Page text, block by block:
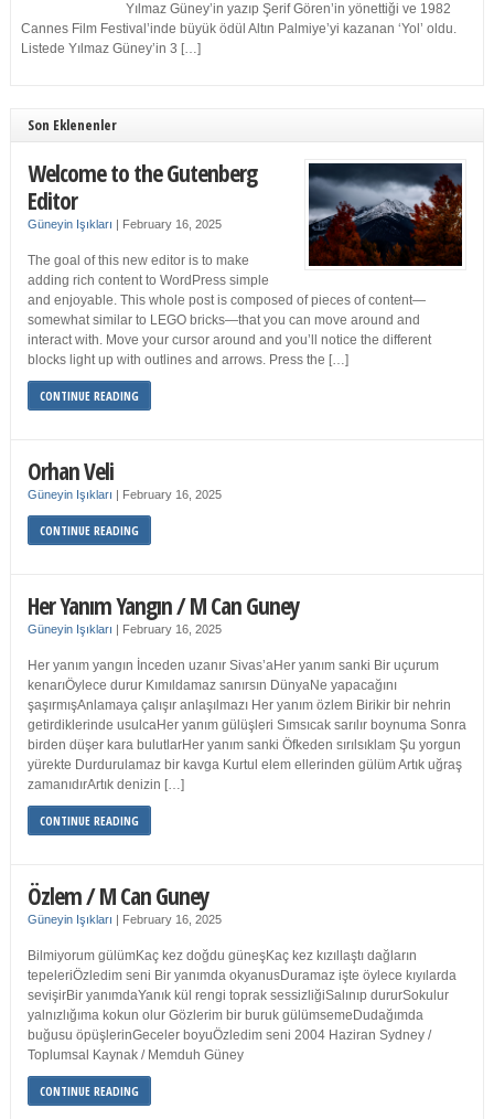
Yılmaz Güney’in yazıp Şerif Gören’in yönettiği ve 1982
Cannes Film Festival’inde büyük ödül Altın Palmiye’yi kazanan ‘Yol’ oldu.
Listede Yılmaz Güney’in 3 […]
Son Eklenenler
Welcome to the Gutenberg
Editor
Güneyin Işıkları | February 16, 2025
The goal of this new editor is to make
adding rich content to WordPress simple
and enjoyable. This whole post is composed of pieces of content—
somewhat similar to LEGO bricks—that you can move around and
interact with. Move your cursor around and you’ll notice the different
blocks light up with outlines and arrows. Press the […]
CONTINUE READING
Orhan Veli
Güneyin Işıkları | February 16, 2025
CONTINUE READING
Her Yanım Yangın / M Can Guney
Güneyin Işıkları | February 16, 2025
Her yanım yangın İnceden uzanır Sivas’aHer yanım sanki Bir uçurum
kenarıÖylece durur Kımıldamaz sanırsın DünyaNe yapacağını
şaşırmışAnlamaya çalışır anlaşılmazı Her yanım özlem Birikir bir nehrin
getirdiklerinde usulcaHer yanım gülüşleri Sımsıcak sarılır boynuma Sonra
birden düşer kara bulutlarHer yanım sanki Öfkeden sırılsıklam Şu yorgun
yürekte Durdurulamaz bir kavga Kurtul elem ellerinden gülüm Artık uğraş
zamanıdırArtık denizin […]
CONTINUE READING
Özlem / M Can Guney
Güneyin Işıkları | February 16, 2025
Bilmiyorum gülümKaç kez doğdu güneşKaç kez kızıllaştı dağların
tepeleriÖzledim seni Bir yanımda okyanusDuramaz işte öylece kıyılarda
sevişirBir yanımdaYanık kül rengi toprak sessizliğiSalınıp dururSokulur
yalnızlığıma kokun olur Gözlerim bir buruk gülümsemeDudağımda
buğusu öpüşlerinGeceler boyuÖzledim seni 2004 Haziran Sydney /
Toplumsal Kaynak / Memduh Güney
CONTINUE READING